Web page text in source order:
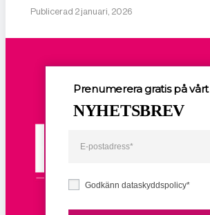
Publicerad 2 januari, 2026
Godkänn dataskyddspolicy*
Prenumerera gratis på vårt
NYHETSBREV